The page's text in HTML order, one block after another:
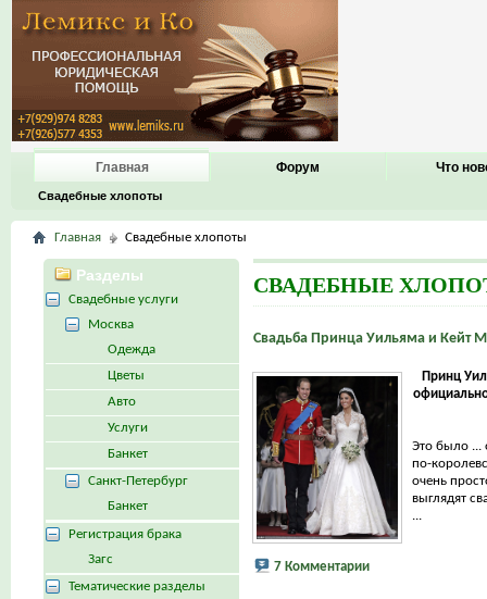
Главная
Свадебные хлопоты
Форум Что
Главная Свадебные хлопоты
СВАДЕБНЫЕ
Свадьба Принца Уильяма и Кейт
Принц
Это было ...
по-
очень
выглядят
...
7 Комментарии
Разделы
Свадебные услуги
Москва
Одежда
Цветы
Авто
Услуги
Банкет
Санкт-Петербург
Банкет
Регистрация брака
Загс
Тематические разделы